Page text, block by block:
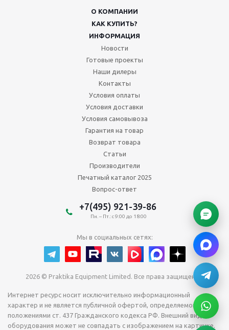
О КОМПАНИИ
КАК КУПИТЬ?
ИНФОРМАЦИЯ
Новости
Готовые проекты
Наши дилеры
Контакты
Условия оплаты
Условия доставки
Условия самовывоза
Гарантия на товар
Возврат товара
Статьи
Производители
Печатный каталог 2025
Вопрос-ответ
+7(495) 921-39-86
Пн. – Пт.: с 9:00 до 18:00
Мы в социальных сетях:
2026 © Praktika Equipment Limited. Все права защищены.
Интернет ресурс носит исключительно информационный
характер и не является публичной офертой, определяемой
положениями ст. 437 Гражданского кодекса РФ. Внешний вид
оборудования может не совпадать с изображением на картинке.